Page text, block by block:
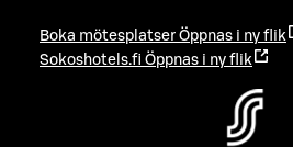
Boka mötesplatser Öppnas i ny flik
Sokoshotels.fi Öppnas i ny flik